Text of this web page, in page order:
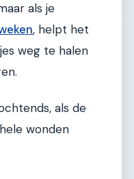
als je
, helpt het
weg te halen
als de
wonden